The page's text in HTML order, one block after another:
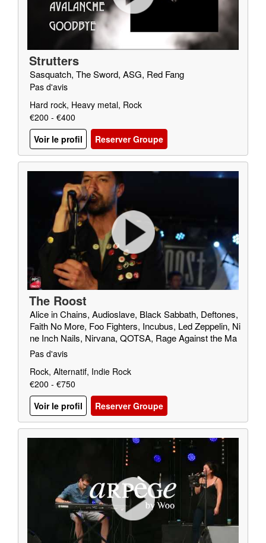
Strutters
Sasquatch, The Sword, ASG, Red Fang
Pas d'avis
Hard rock, Heavy metal, Rock
€200 - €400
Voir le profil
Reserver Groupe
The Roost
Alice in Chains, Audioslave, Black Sabbath, Deftones,
Faith No More, Foo Fighters, Incubus, Led Zeppelin, Ni
ne Inch Nails, Nirvana, QOTSA, Rage Against the Ma
chine, Red Fang, Royal Blood, SOAD, Soundgarden, T
Pas d'avis
Rock, Alternatif, Indie Rock
€200 - €750
Voir le profil
Reserver Groupe